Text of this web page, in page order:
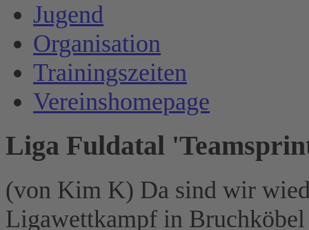
Jugend
Organisation
Trainingszeiten
Vereinshomepage
Liga Fuldatal
(von Kim K) Da sind wir
Ligawettkampf in